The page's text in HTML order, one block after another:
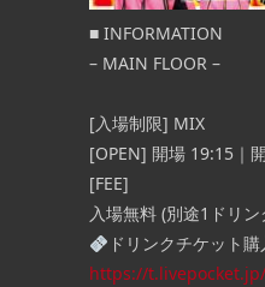
■ INFORMATION
– MAIN FLOOR –
[入場制限] MIX
[OPEN] 開場 19:15｜
[FEE]
入場無料 (別途1ドリン
ドリンクチケット
https://